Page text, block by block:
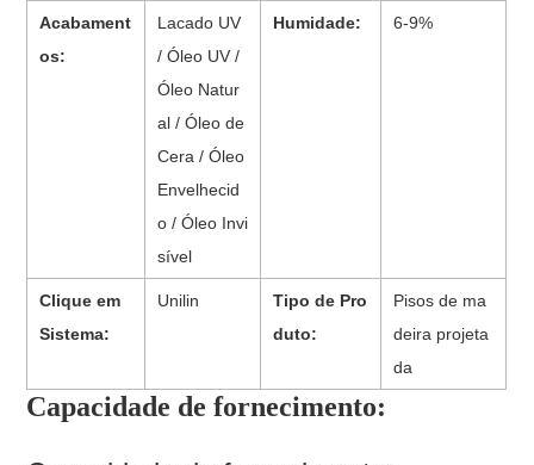
Acabament
os:
Lacado UV
/ Óleo UV /
Óleo Natur
al / Óleo de
Cera / Óleo
Envelhecid
o / Óleo Invi
sível
Humidade: 6-9%
Clique em
Sistema:
Unilin
Tipo de Pro
duto:
Pisos de ma
deira projeta
da
Capacidade de fornecimento: